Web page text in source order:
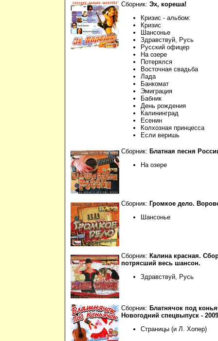
Сборник: Эх, кореша!
Кризис - альбом:
Кризис
Шансонье
Здравствуй, Русь
Русский офицер
На озере
Потерялся
Восточная свадьба
Лада
Банкомат
Эмиграция
Бабник
День рождения
Калининград
Есенин
Колхозная принцесса
Если веришь
Сборник: Блатная песня
На озере
Сборник: Громкое дело.
Шансонье
Сборник: Калина красная.
потрясший весь шансон.
Здравствуй, Русь
Сборник: Блатнячок под
Новогодний спецвыпуск -
Страницы (и Л. Хопер)